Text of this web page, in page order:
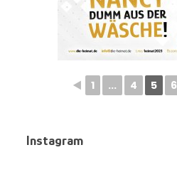
◄ 1 ... 4 5 6
Instagram